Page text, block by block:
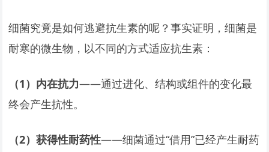
细菌究竟是如何逃避抗生素的呢？事实证明，细菌是
耐寒的微生物，以不同的方式适应抗生素：
（1）内在抗力——通过进化、结构或组件的变化最
终会产生抗性。
（2）获得性耐药性——细菌通过“借用”已经产生耐药